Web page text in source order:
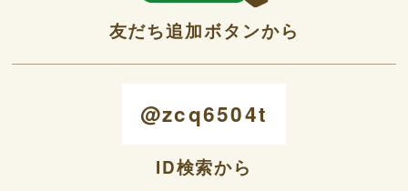
友だち追加ボタンから
@zcq6504t
ID検索から